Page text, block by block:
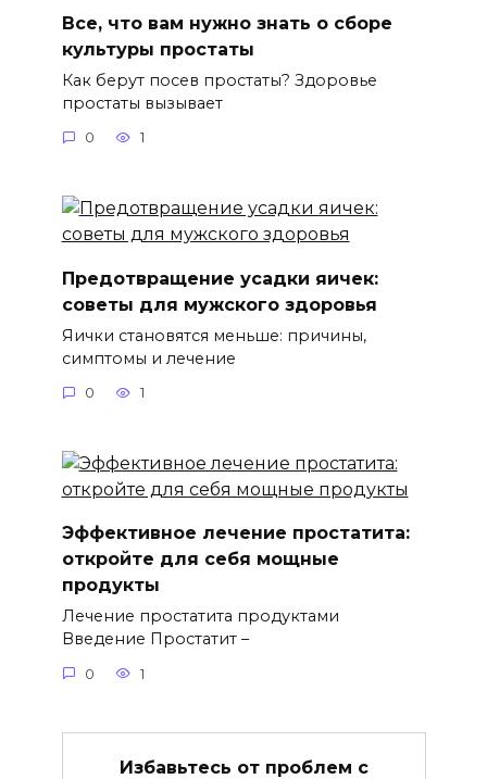
Все, что вам нужно знать о сборе
культуры простаты
Как берут посев простаты? Здоровье
простаты вызывает
0 1
Предотвращение усадки яичек:
советы для мужского здоровья
Яички становятся меньше: причины,
симптомы и лечение
0 1
Эффективное лечение простатита:
откройте для себя мощные
продукты
Лечение простатита продуктами
Введение Простатит –
0 1
Избавьтесь от проблем с